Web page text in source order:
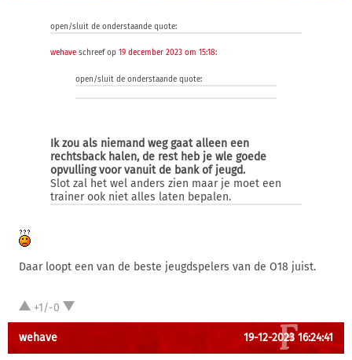
open/sluit de onderstaande quote:
wehave schreef op 19 december 2023 om 15:18:
open/sluit de onderstaande quote:
Ik zou als niemand weg gaat alleen een
rechtsback halen, de rest heb je wle goede
opvulling voor vanuit de bank of jeugd.
Slot zal het wel anders zien maar je moet een
trainer ook niet alles laten bepalen.
Daar loopt een van de beste jeugdspelers van de O18 juist.
+1/-0
wehave 19-12-2023 16:24:41